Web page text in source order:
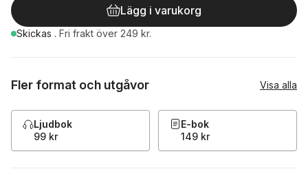
Lägg i varukorg
Skickas . Fri frakt över 249 kr.
Fler format och utgåvor Visa alla
Ljudbok
99 kr
E-bok
149 kr